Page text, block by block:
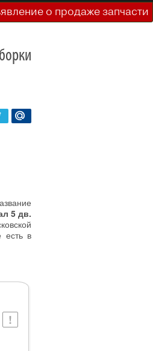
о продаже запчасти
5 дв.
есть в